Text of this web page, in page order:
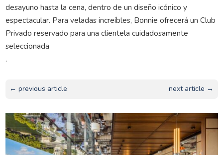
desayuno hasta la cena, dentro de un diseño icónico y
espectacular. Para veladas increíbles, Bonnie ofrecerá un Club
Privado reservado para una clientela cuidadosamente
seleccionada
.
← previous article next article →